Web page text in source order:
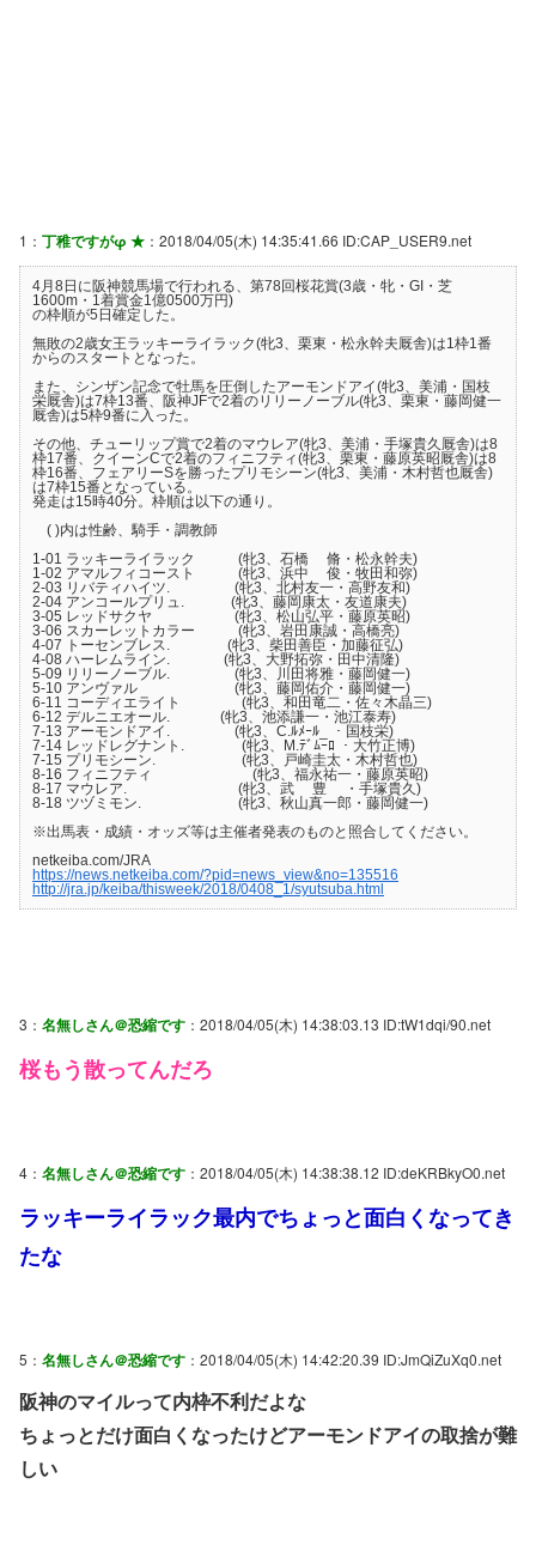
1： 丁稚ですがφ ★ ：2018/04/05(木) 14:35:41.66 ID:CAP_USER9.net
4月8日に阪神競馬場で行われる、第78回桜花賞(3歳・牝・GI・芝
1600m・1着賞金1億0500万円)
の枠順が5日確定した。
無敗の2歳女王ラッキーライラック(牝3、栗東・松永幹夫厩舎)は1枠1番
からのスタートとなった。
また、シンザン記念で牡馬を圧倒したアーモンドアイ(牝3、美浦・国枝
栄厩舎)は7枠13番、阪神JFで2着のリリーノーブル(牝3、栗東・藤岡健一
厩舎)は5枠9番に入った。
その他、チューリップ賞で2着のマウレア(牝3、美浦・手塚貴久厩舎)は8
枠17番、クイーンCで2着のフィニフティ(牝3、栗東・藤原英昭厩舎)は8
枠16番、フェアリーSを勝ったプリモシーン(牝3、美浦・木村哲也厩舎)
は7枠15番となっている。
発走は15時40分。枠順は以下の通り。
( )内は性齢、騎手・調教師
1-01 ラッキーライラック (牝3、石橋 脩・松永幹夫)
1-02 アマルフィコースト (牝3、浜中 俊・牧田和弥)
2-03 リバティハイツ. (牝3、北村友一・高野友和)
2-04 アンコールプリュ. (牝3、藤岡康太・友道康夫)
3-05 レッドサクヤ (牝3、松山弘平・藤原英昭)
3-06 スカーレットカラー (牝3、岩田康誠・高橋亮)
4-07 トーセンブレス. (牝3、柴田善臣・加藤征弘)
4-08 ハーレムライン. (牝3、大野拓弥・田中清隆)
5-09 リリーノーブル. (牝3、川田将雅・藤岡健一)
5-10 アンヴァル (牝3、藤岡佑介・藤岡健一)
6-11 コーディエライト (牝3、和田竜二・佐々木晶三)
6-12 デルニエオール. (牝3、池添謙一・池江泰寿)
7-13 アーモンドアイ. (牝3、C.ﾙﾒｰﾙ_ ・国枝栄)
7-14 レッドレグナント. (牝3、M.ﾃﾞﾑｰﾛ ・大竹正博)
7-15 プリモシーン. (牝3、戸崎圭太・木村哲也)
8-16 フィニフティ (牝3、福永祐一・藤原英昭)
8-17 マウレア. (牝3、武 豊 ・手塚貴久)
8-18 ツヅミモン. (牝3、秋山真一郎・藤岡健一)
※出馬表・成績・オッズ等は主催者発表のものと照合してください。
netkeiba.com/JRA
https://news.netkeiba.com/?pid=news_view&no=135516
http://jra.jp/keiba/thisweek/2018/0408_1/syutsuba.html
3： 名無しさん＠恐縮です ：2018/04/05(木) 14:38:03.13 ID:tW1dqi/90.net
桜もう散ってんだろ
4： 名無しさん＠恐縮です ：2018/04/05(木) 14:38:38.12 ID:deKRBkyO0.net
ラッキーライラック最内でちょっと面白くなってき
たな
5： 名無しさん＠恐縮です ：2018/04/05(木) 14:42:20.39 ID:JmQiZuXq0.net
阪神のマイルって内枠不利だよな
ちょっとだけ面白くなったけどアーモンドアイの取捨が難
しい